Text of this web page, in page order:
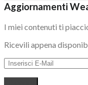
Aggiornamenti
I miei contenuti ti
Ricevili appena